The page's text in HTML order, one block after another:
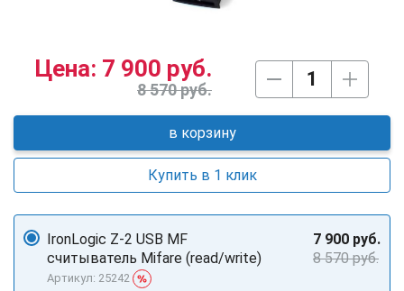
IronLogic Z-2 USB MF
считыватель Mifare (read/write)
Артикул: 25242
8 570 руб.
7 900 руб.
Цена:
8 570 руб.
7 900 руб.
в корзину
Купить в 1 клик